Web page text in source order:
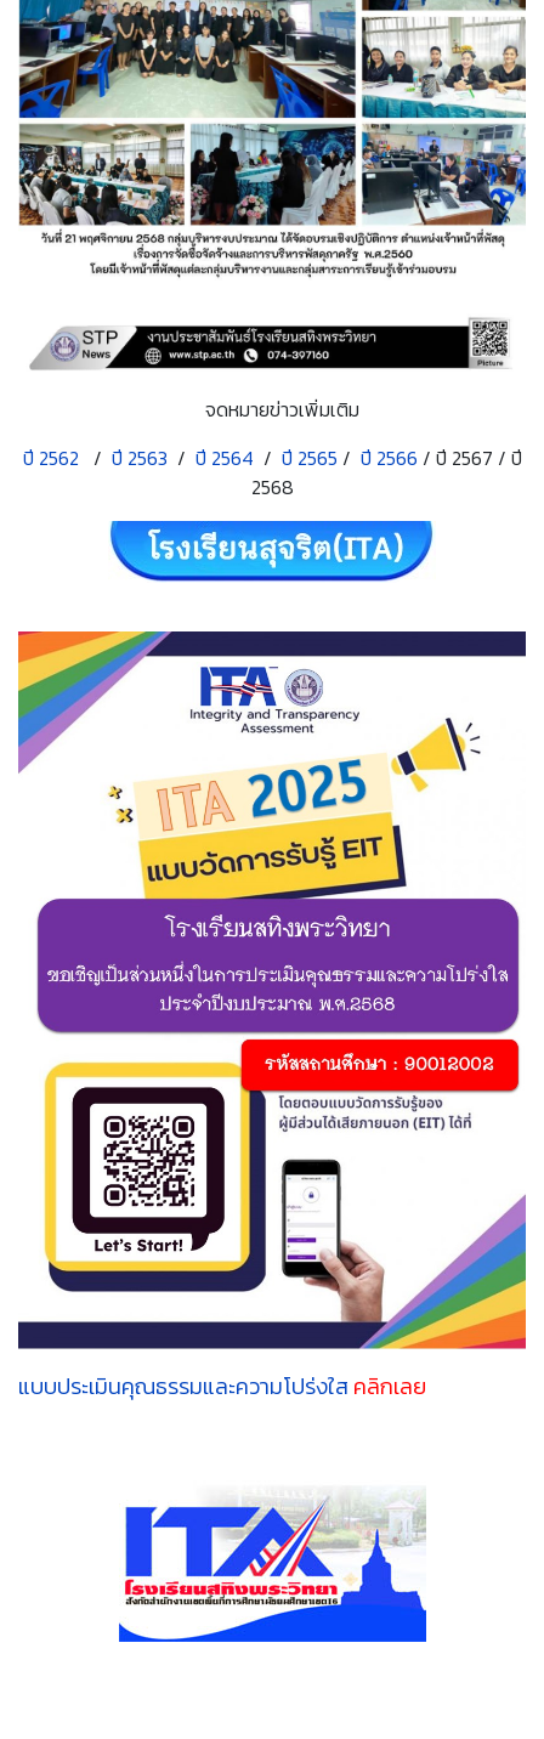
จดหมายข่าวเพิ่มเติม
ปี 2562 / ปี 2563 / ปี 2564 / ปี 2565 / ปี 2566 / ปี 2567 / ปี
2568
แบบประเมินคุณธรรมและความโปร่งใส คลิกเลย